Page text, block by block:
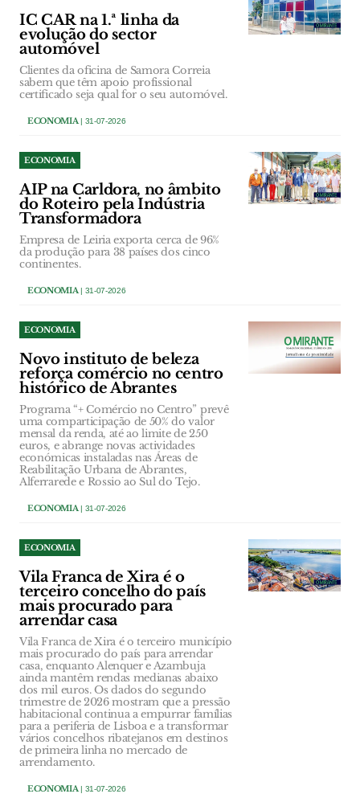
IC CAR na 1.ª linha da
evolução do sector
automóvel
Clientes da oficina de Samora Correia
sabem que têm apoio profissional
certificado seja qual for o seu automóvel.
ECONOMIA| 31-07-2026
ECONOMIA
AIP na Carldora, no âmbito
do Roteiro pela Indústria
Transformadora
Empresa de Leiria exporta cerca de 96%
da produção para 38 países dos cinco
continentes.
ECONOMIA| 31-07-2026
ECONOMIA
Novo instituto de beleza
reforça comércio no centro
histórico de Abrantes
Programa “+ Comércio no Centro” prevê
uma comparticipação de 50% do valor
mensal da renda, até ao limite de 250
euros, e abrange novas actividades
económicas instaladas nas Áreas de
Reabilitação Urbana de Abrantes,
Alferrarede e Rossio ao Sul do Tejo.
ECONOMIA| 31-07-2026
ECONOMIA
Vila Franca de Xira é o
terceiro concelho do país
mais procurado para
arrendar casa
Vila Franca de Xira é o terceiro município
mais procurado do país para arrendar
casa, enquanto Alenquer e Azambuja
ainda mantêm rendas medianas abaixo
dos mil euros. Os dados do segundo
trimestre de 2026 mostram que a pressão
habitacional continua a empurrar famílias
para a periferia de Lisboa e a transformar
vários concelhos ribatejanos em destinos
de primeira linha no mercado de
arrendamento.
ECONOMIA| 31-07-2026